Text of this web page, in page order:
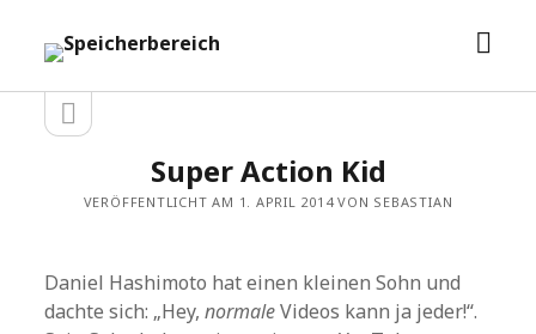
Speicherbereich
Seitenleiste
Seitenleiste
öffnen
Super Action Kid
VERÖFFENTLICHT AM 1. APRIL 2014 VON SEBASTIAN
Daniel Hashimoto hat einen kleinen Sohn und
dachte sich: „Hey,normaleVideos kann ja jeder!“.